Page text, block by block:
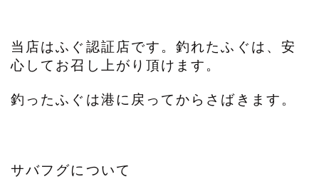
当店はふぐ認証店です。釣れたふぐは、安
心してお召し上がり頂けます。
釣ったふぐは港に戻ってからさばきます。
サバフグについて